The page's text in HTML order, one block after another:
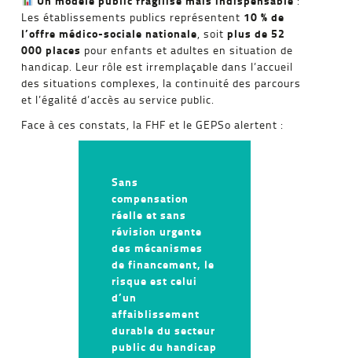
Les établissements publics représentent 10 % de
l’offre médico-sociale nationale, soitplus de 52
000 places pour enfants et adultes en situation de
handicap. Leur rôle est irremplaçable dans l’accueil
des situations complexes, la continuité des parcours
et l’égalité d’accès au service public.
Face à ces constats, la FHF et le GEPSo alertent :
Sans
compensation
réelle et sans
révision urgente
des mécanismes
de financement, le
risque est celui
d’un
affaiblissement
durable du secteur
public du handicap